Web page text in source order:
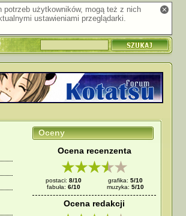
użytkowników, mogą też z nich
ustawieniami przeglądarki.
Oceny
Ocena recenzenta
postaci: 8/10 grafika: 5/10
fabuła: 6/10 muzyka: 5/10
Ocena redakcji